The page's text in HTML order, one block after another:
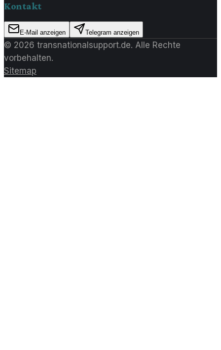
Kontakt
E-Mail anzeigen Telegram anzeigen
© 2026 transnationalsupport.de. Alle Rechte
vorbehalten.
Sitemap